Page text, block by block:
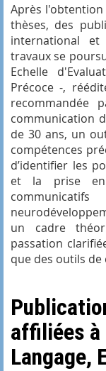
Après l'obtention
thèses, des
international et
travaux se
Echelle
Précoce -,
recommandée
communication
de 30 ans, un
compétences
d’identifier les
et la prise en
un cadre
passation
que des outils
affiliées à
Langage,